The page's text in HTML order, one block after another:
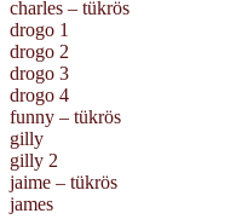
charles – tükrös
drogo 1
drogo 2
drogo 3
drogo 4
funny – tükrös
gilly
gilly 2
jaime – tükrös
james